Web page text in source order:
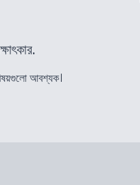
আবশ্যক।